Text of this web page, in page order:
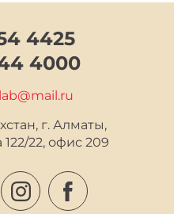
4425
4000
г. Алматы,
22, офис 209